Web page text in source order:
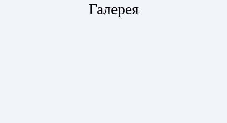
Галерея